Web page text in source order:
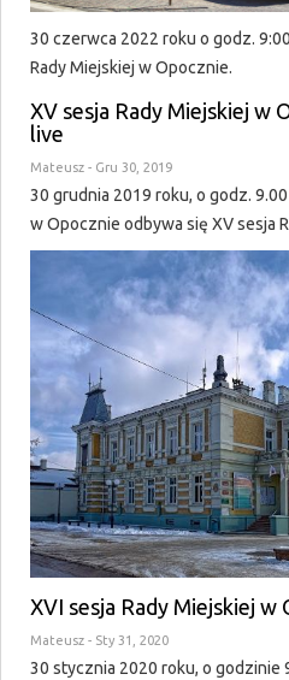
30 czerwca 2022 roku o godz.
Rady Miejskiej w Opocznie.
XV sesja Rady Miejskiej w
live
Mateusz - Gru 30, 2019
30 grudnia 2019 roku, o godz.
w Opocznie odbywa się XV sesja
XVI sesja Rady Miejskiej w
Mateusz - Sty 31, 2020
30 stycznia 2020 roku, o godzinie